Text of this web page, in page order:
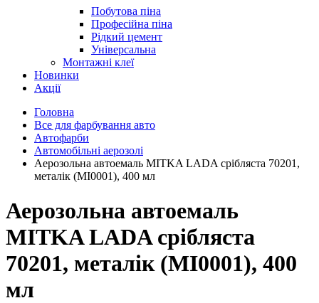
Побутова піна
Професійна піна
Рідкий цемент
Універсальна
Монтажні клеї
Новинки
Акції
Головна
Все для фарбування авто
Автофарби
Автомобільні аерозолі
Аерозольна автоемаль MITKA LADA срібляста 70201,
металік (MI0001), 400 мл
Аерозольна автоемаль
MITKA LADA срібляста
70201, металік (MI0001), 400
мл